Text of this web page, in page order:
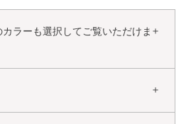
ーも選択してご覧いただけま